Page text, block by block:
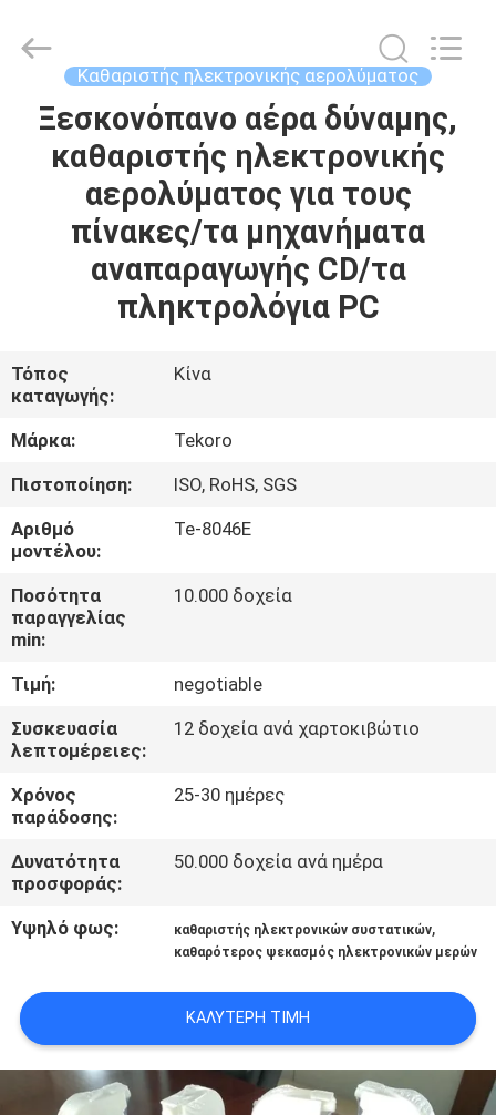
ΣΠΊΤΙ
ΠΡΟΪΌΝΤΑ
ΣΧΕΤΙΚΆ
ΕΠΙΣΚΕΨΉ
ΕΡΓΟΣΤΑΣΊΟΥ
ΈΛΕΓΧΟΣ
ΠΟΙΌΤΗΤΑΣ
ΕΠΙΚΟΙΝΩΝΉΣΤΕ
ΜΑΣ
ΕΙΔΉΣΕΙΣ
ΖΗΤΉΣΤΕ
ΠΡΟΣΦΟΡΆ
SITEMAP
ΠΟΛΙΤΙΚΉ
ΑΠΟΡΡΉΤΟΥ
INDUSTRY
Reserved.
Καθαριστής ηλεκτρονικής αερολύματος
Ξεσκονόπανο αέρα δύναμης,
καθαριστής ηλεκτρονικής
αερολύματος για τους
πίνακες/τα μηχανήματα
αναπαραγωγής CD/τα
πληκτρολόγια PC
Τόπος
καταγωγής:
Κίνα
Μάρκα:
Tekoro
Πιστοποίηση:
ISO, RoHS, SGS
Αριθμό
μοντέλου:
Te-8046E
Ποσότητα
παραγγελίας
min:
10.000 δοχεία
Τιμή:
negotiable
Συσκευασία
λεπτομέρειες:
12 δοχεία ανά χαρτοκιβώτιο
Χρόνος
παράδοσης:
25-30 ημέρες
Δυνατότητα
προσφοράς:
50.000 δοχεία ανά ημέρα
Υψηλό φως: καθαριστής ηλεκτρονικών συστατικών,
καθαρότερος ψεκασμός ηλεκτρονικών μερών
ΚΑΛΎΤΕΡΗ ΤΙΜΉ